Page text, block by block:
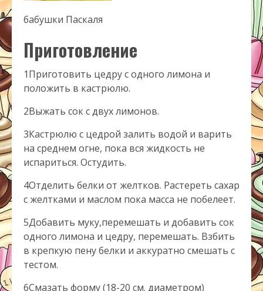
бабушки Паскаля
Приготовление
1Приготовить цедру с одного лимона и
положить в кастрюлю.
2Выжать сок с двух лимонов.
3Кастрюлю с цедрой залить водой и варить
на среднем огне, пока вся жидкость не
испариться. Остудить.
4Отделить белки от желтков. Растереть сахар
с желтками и маслом пока масса не побелеет.
5Добавить муку,перемешать и добавить сок
одного лимона и цедру, перемешать. Взбить
в крепкую пену белки и аккуратно смешать с
тестом.
6Смазать форму (18-20 см. диаметром)